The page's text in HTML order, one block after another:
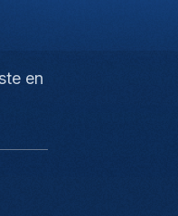
en